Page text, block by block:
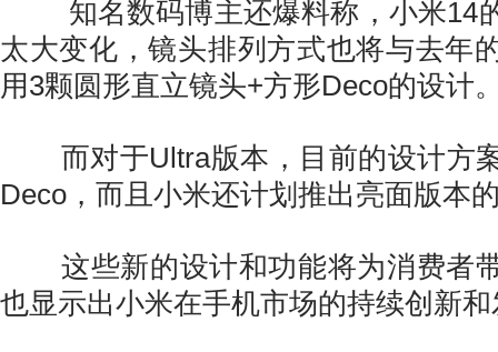
知名数码博主还爆料称，小米14
太大变化，镜头排列方式也将与去年
用3颗圆形直立镜头+方形Deco的设计
而对于Ultra版本，目前的设计方
Deco，而且小米还计划推出亮面版本
这些新的设计和功能将为消费者
也显示出小米在手机市场的持续创新